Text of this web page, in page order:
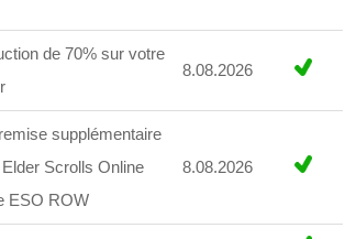
de 70% sur votre
8.08.2026
supplémentaire
Scrolls Online
ESO ROW
8.08.2026